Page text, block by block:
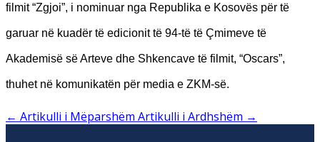
filmit “Zgjoi”, i nominuar nga Republika e Kosovës për të
garuar në kuadër të edicionit të 94-të të Çmimeve të
Akademisë së Arteve dhe Shkencave të filmit, “Oscars”,
thuhet në komunikatën për media e ZKM-së.
← Artikulli i Mëparshëm Artikulli i Ardhshëm →